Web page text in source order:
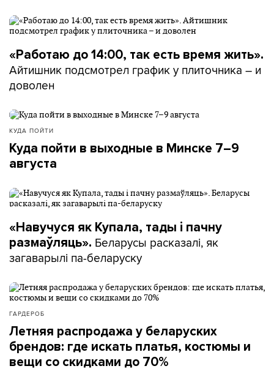
«Работаю до 14:00, так есть время жить».
Айтишник подсмотрел график у плиточника – и
доволен
КУДА ПОЙТИ
Куда пойти в выходные в Минске 7–9
августа
«Навучуся як Купала, тады і пачну
размаўляць». Беларусы расказалі, як
загаварылі па-беларуску
ГАРДЕРОБ
Летняя распродажа у беларуских
брендов: где искать платья, костюмы и
вещи со скидками до 70%